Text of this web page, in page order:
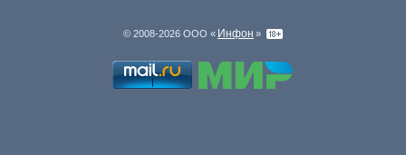
© 2008-2026 ООО « Инфон »